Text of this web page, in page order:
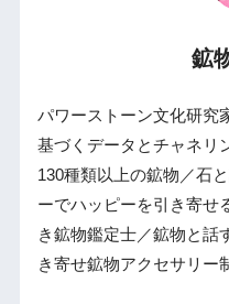
鉱
パワーストーン文化研究
基づくデータとチャネリ
130種類以上の鉱物／石
ーでハッピーを引き寄せ
き鉱物鑑定士／鉱物と話
き寄せ鉱物アクセサリー